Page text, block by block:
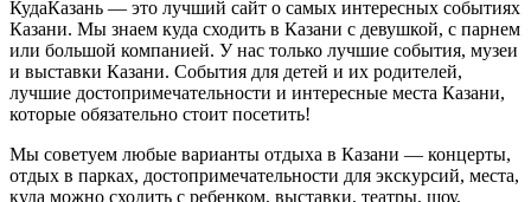
КудаКазань — это лучший сайт о самых интересных событиях
Казани. Мы знаем куда сходить в Казани с девушкой, с парнем
или большой компанией. У нас только лучшие события, музеи
и выставки Казани. События для детей и их родителей,
лучшие достопримечательности и интересные места Казани,
которые обязательно стоит посетить!
Мы советуем любые варианты отдыха в Казани — концерты,
отдых в парках, достопримечательности для экскурсий, места,
куда можно сходить с ребенком, выставки, театры, шоу,